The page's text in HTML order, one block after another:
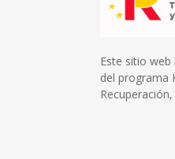
Este sitio
del programa